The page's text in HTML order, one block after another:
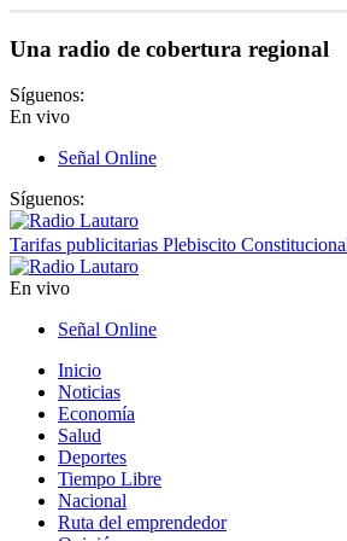
Una radio de cobertura regional
Síguenos:
En vivo
Señal Online
Síguenos:
Tarifas publicitarias Plebiscito
En vivo
Señal Online
Inicio
Noticias
Economía
Salud
Deportes
Tiempo Libre
Nacional
Ruta del emprendedor